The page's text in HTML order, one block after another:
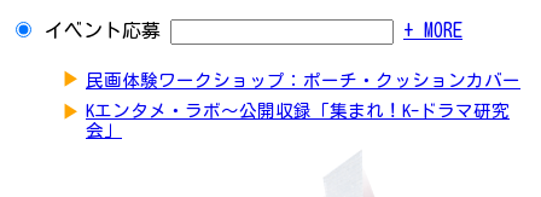
イベント応募 + MORE
▶ 民画体験ワークショップ：ポーチ・クッションカバー
▶ Kエンタメ・ラボ～公開収録「集まれ！K-ドラマ研究
会」